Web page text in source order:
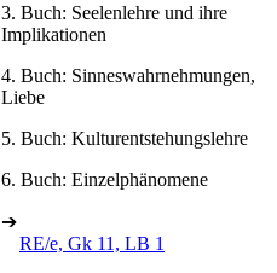
3. Buch: Seelenlehre und ihre
Implikationen
4. Buch: Sinneswahrnehmungen,
Liebe
5. Buch: Kulturentstehungslehre
6. Buch: Einzelphänomene
➔
RE/e, Gk 11, LB 1